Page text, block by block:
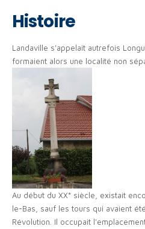
Histoire
Landaville s'appelait autrefois
formaient alors une localité non
Au début du XX° siècle, existait
le-Bas, sauf les tours qui avaient
Révolution. Il occupait